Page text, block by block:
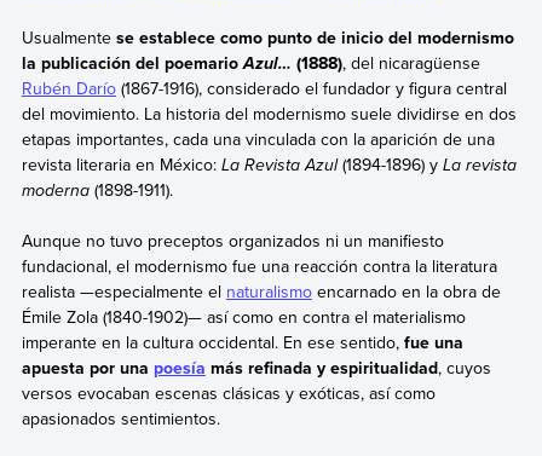
Usualmente se establece como punto de inicio del modernismo
la publicación del poemarioAzul… (1888), del nicaragüense
Rubén Darío(1867-1916), considerado el fundador y figura central
del movimiento. La historia del modernismo suele dividirse en dos
etapas importantes, cada una vinculada con la aparición de una
revista literaria en México: La Revista Azul(1894-1896) y La revista
moderna(1898-1911).
Aunque no tuvo preceptos organizados ni un manifiesto
fundacional, el modernismo fue una reacción contra la literatura
realista —especialmente el naturalismoencarnado en la obra de
Émile Zola (1840-1902)— así como en contra el materialismo
imperante en la cultura occidental. En ese sentido, fue una
apuesta por una poesía más refinada y espiritualidad, cuyos
versos evocaban escenas clásicas y exóticas, así como
apasionados sentimientos.